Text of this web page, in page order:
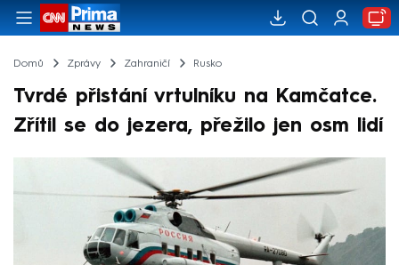
Domů Zprávy Zahraničí Rusko
Tvrdé přistání vrtulníku na Kamčatce.
Zřítil se do jezera, přežilo jen osm lidí